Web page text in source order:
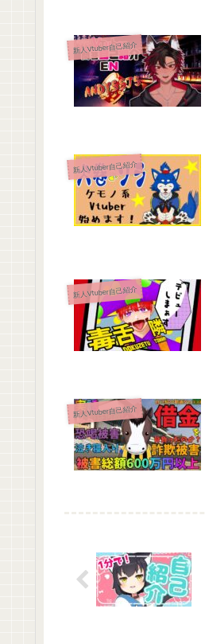
新人Vtuber自己紹介
新人Vtuber自己紹介
新人Vtuber自己紹介
新人Vtuber自己紹介